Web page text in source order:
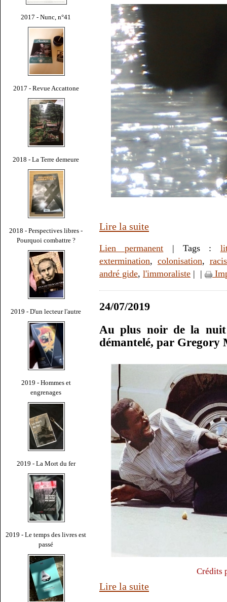
2017 - Nunc, n°41
2017 - Revue Accattone
2018 - La Terre demeure
2018 - Perspectives libres -
Pourquoi combattre ?
2019 - D'un lecteur l'autre
2019 - Hommes et
engrenages
2019 - La Mort du fer
2019 - Le temps des livres est
passé
Lire la suite
Lien permanent | Tags :
extermination, colonisation,
andré gide, l'immoraliste | |
24/07/2019
Au plus noir de la
démantelé, par Gregory
Crédits
Lire la suite